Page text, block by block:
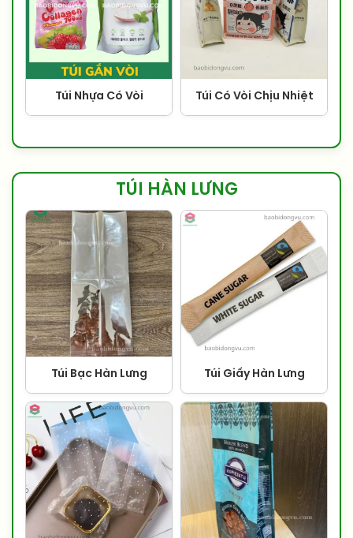
Túi Nhựa Có Vòi Túi Có Vòi Chịu Nhiệt
TÚI HÀN LƯNG
Túi Bạc Hàn Lưng Túi Giấy Hàn Lưng